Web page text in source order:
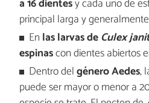
a 16 dientesy cada uno de
principal larga y
En las larvas deCulex
espinascon dientes abiertos
Dentro delgénero Aedes,
puede ser mayor o menor a